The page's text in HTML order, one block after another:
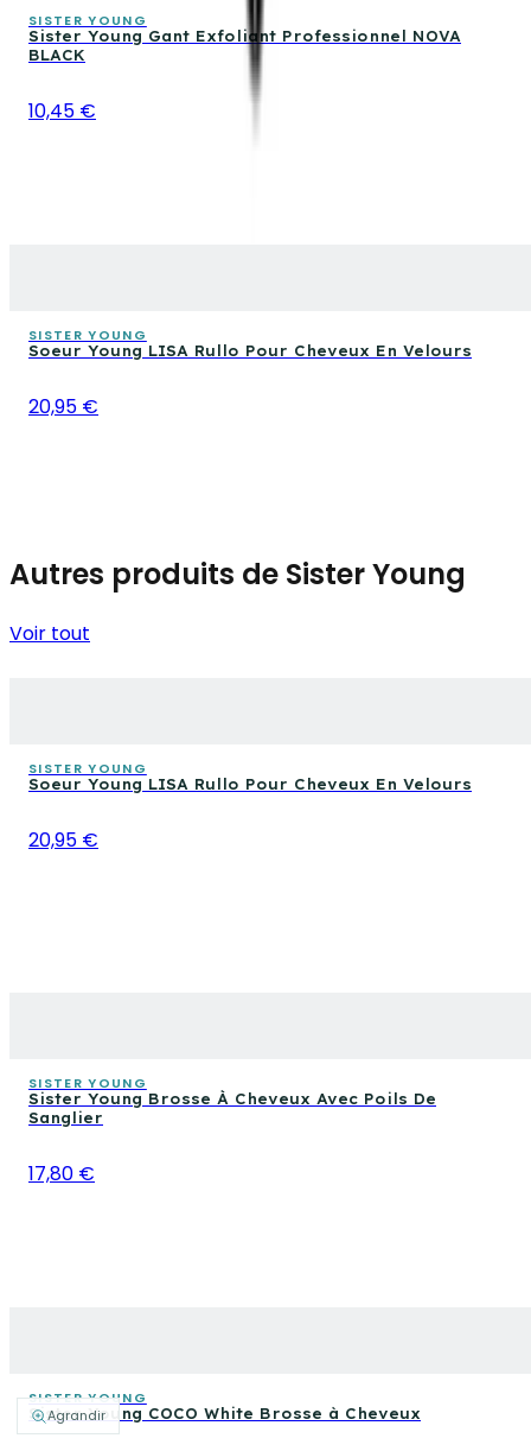
Agrandir
SISTER YOUNG
Sister Young Gant Exfoliant Professionnel NOVA
BLACK
10,45 €
SISTER YOUNG
Soeur Young LISA Rullo Pour Cheveux En Velours
20,95 €
Autres produits de Sister Young
Voir tout
SISTER YOUNG
Soeur Young LISA Rullo Pour Cheveux En Velours
20,95 €
SISTER YOUNG
Sister Young Brosse À Cheveux Avec Poils De
Sanglier
17,80 €
SISTER YOUNG
Sister Young COCO White Brosse à Cheveux